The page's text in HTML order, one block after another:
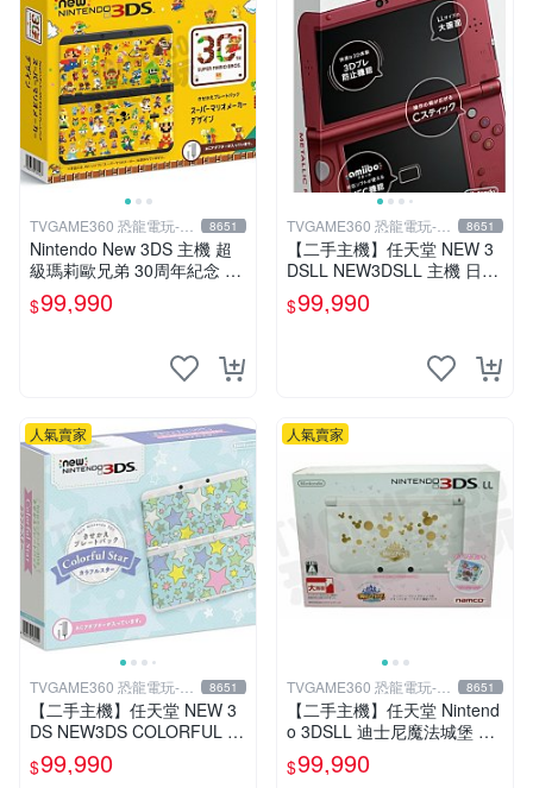
TVGAME360 恐龍電玩-台
中店
8651
Nintendo New 3DS 主機 超
級瑪莉歐兄弟 30周年紀念 日
規機 (附原廠充電器+保護貼)
【台中恐龍電玩】
$99,990
TVGAME360 恐龍電玩-台
中店
8651
【二手主機】任天堂 NEW 3
DSLL NEW3DSLL 主機 日文
版 日本機 金屬紅 附原廠充電
器【台中恐龍電玩】
$99,990
人氣賣家
TVGAME360 恐龍電玩-台
中店
8651
【二手主機】任天堂 NEW 3
DS NEW3DS COLORFUL S
TAR 日規機 七彩星星 限量版
附原廠充電器
$99,990
人氣賣家
TVGAME360 恐龍電玩-台
中店
8651
【二手主機】任天堂 Nintend
o 3DSLL 迪士尼魔法城堡 限
定主機 附充電器 (不含遊戲)
【台中恐龍電玩】
$99,990